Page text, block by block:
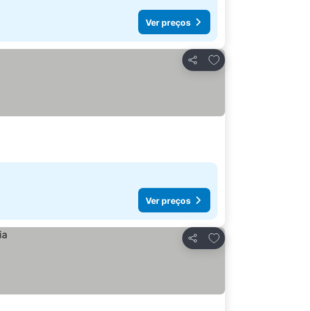
Ver preços
Partilhar
Adicionar aos favoritos
Ver preços
Partilhar
Adicionar aos favoritos